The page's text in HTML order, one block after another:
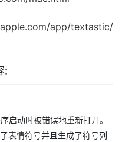
app/textastic/
:
启动时被错误地重新打开。
表情符号并且生成了符号列